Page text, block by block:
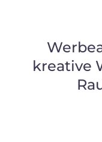
kreative